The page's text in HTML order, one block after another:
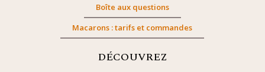
Boîte aux questions
Macarons : tarifs et commandes
DÉCOUVREZ